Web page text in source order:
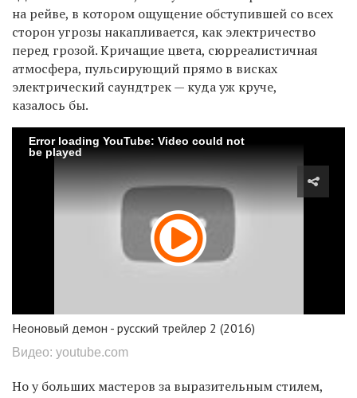
на рейве, в котором ощущение обступившей со всех
сторон угрозы накапливается, как электричество
перед грозой. Кричащие цвета, сюрреалистичная
атмосфера, пульсирующий прямо в висках
электрический саундтрек — куда уж круче,
казалось бы.
Error loading YouTube: Video could not
be played
Неоновый демон - русский трейлер 2 (2016)
Видео: youtube.com
Но у больших мастеров за выразительным стилем,